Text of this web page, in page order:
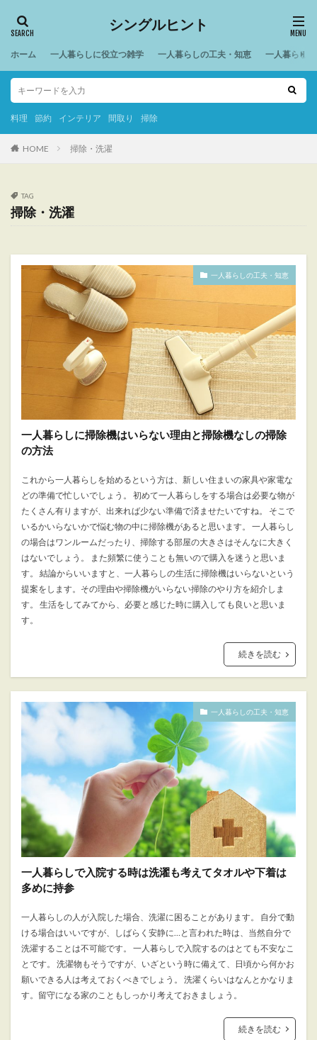
シングルヒント
ホーム 一人暮らしに役立つ雑学 一人暮らしの工夫・知恵 一人暮らし
料理 節約 インテリア 間取り 掃除
HOME 掃除・洗濯
TAG
掃除・洗濯
一人暮らしの工夫・知恵
一人暮らしに掃除機はいらない理由と掃除機なしの掃除
の方法
これから一人暮らしを始めるという方は、新しい住まいの家具や家電な
どの準備で忙しいでしょう。 初めて一人暮らしをする場合は必要な物が
たくさん有りますが、出来れば少ない準備で済ませたいですね。 そこで
いるかいらないかで悩む物の中に掃除機があると思います。 一人暮らし
の場合はワンルームだったり、掃除する部屋の大きさはそんなに大きく
はないでしょう。 また頻繁に使うことも無いので購入を迷うと思いま
す。 結論からいいますと、一人暮らしの生活に掃除機はいらないという
提案をします。その理由や掃除機がいらない掃除のやり方を紹介しま
す。 生活をしてみてから、必要と感じた時に購入しても良いと思いま
す。
続きを読む
一人暮らしの工夫・知恵
一人暮らしで入院する時は洗濯も考えてタオルや下着は
多めに持参
一人暮らしの人が入院した場合、洗濯に困ることがあります。 自分で動
ける場合はいいですが、しばらく安静に…と言われた時は、当然自分で
洗濯することは不可能です。 一人暮らしで入院するのはとても不安なこ
とです。 洗濯物もそうですが、いざという時に備えて、日頃から何かお
願いできる人は考えておくべきでしょう。 洗濯くらいはなんとかなりま
す。留守になる家のこともしっかり考えておきましょう。
続きを読む